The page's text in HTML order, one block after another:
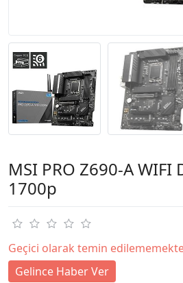
MSI PRO Z690-A WIFI
1700p
Geçici olarak temin
Gelince Haber Ver